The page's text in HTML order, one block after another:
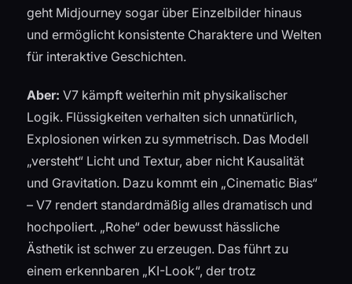
geht Midjourney sogar über Einzelbilder hinaus
und ermöglicht konsistente Charaktere und Welten
für interaktive Geschichten.
Aber: V7 kämpft weiterhin mit physikalischer
Logik. Flüssigkeiten verhalten sich unnatürlich,
Explosionen wirken zu symmetrisch. Das Modell
„versteht“ Licht und Textur, aber nicht Kausalität
und Gravitation. Dazu kommt ein „Cinematic Bias“
– V7 rendert standardmäßig alles dramatisch und
hochpoliert. „Rohe“ oder bewusst hässliche
Ästhetik ist schwer zu erzeugen. Das führt zu
einem erkennbaren „KI-Look“, der trotz